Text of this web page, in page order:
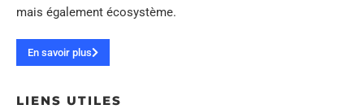
mais également écosystème.
En savoir plus
LIENS UTILES